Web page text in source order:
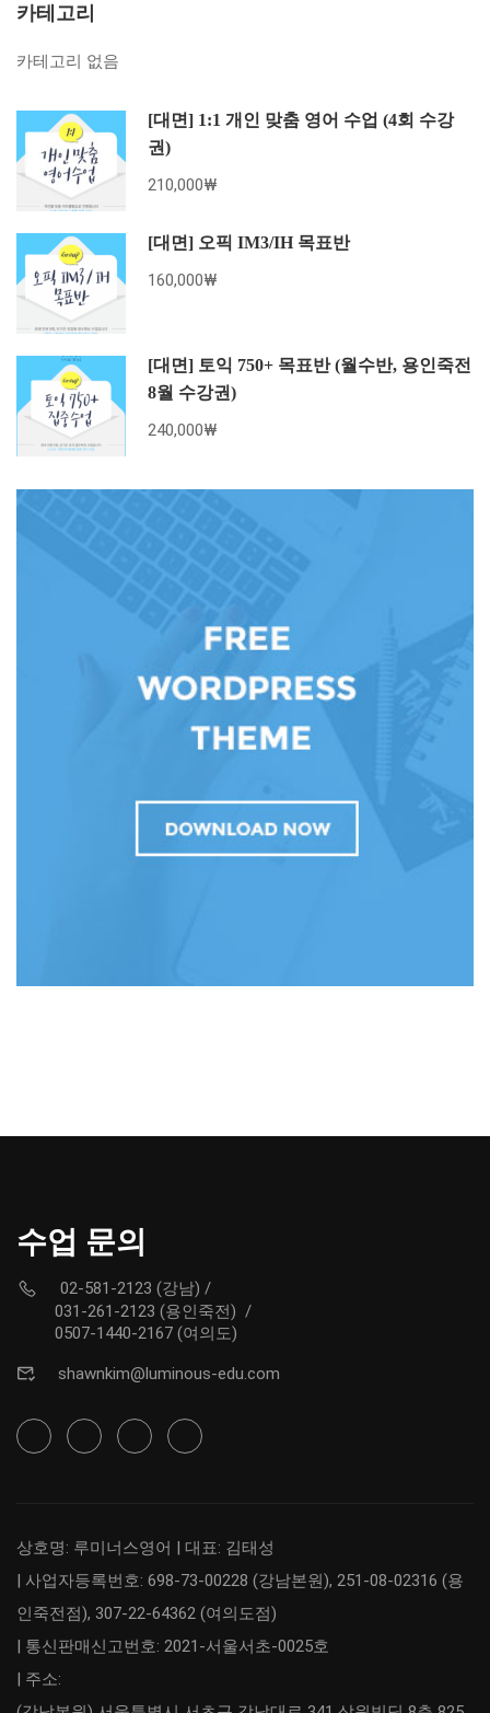
카테고리
카테고리 없음
[대면] 1:1 개인 맞춤 영어 수업 (4회 수강
권)
210,000₩
[대면] 오픽 IM3/IH 목표반
160,000₩
[대면] 토익 750+ 목표반 (월수반, 용인죽전
8월 수강권)
240,000₩
수업 문의
02-581-2123 (강남) /
031-261-2123 (용인죽전) /
0507-1440-2167 (여의도)
shawnkim@luminous-edu.com
상호명: 루미너스영어 | 대표: 김태성
| 사업자등록번호: 698-73-00228 (강남본원), 251-08-02316 (용
인죽전점), 307-22-64362 (여의도점)
| 통신판매신고번호: 2021-서울서초-0025호
| 주소: